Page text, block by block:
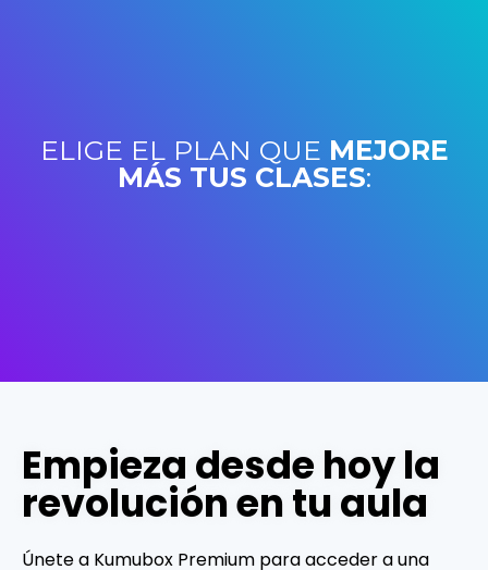
ELIGE EL PLAN QUE MEJORE
MÁS TUS CLASES:
Empieza desde hoy la
revolución en tu aula
Únete a Kumubox Premium para acceder a una